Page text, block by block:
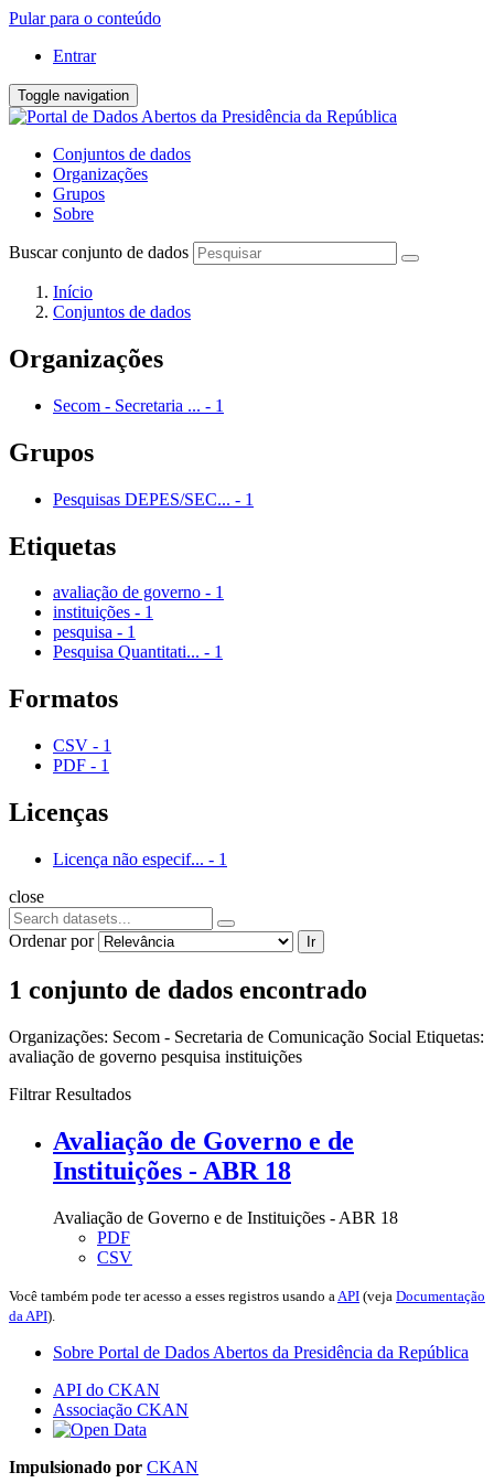
Pular para o conteúdo
Entrar
Toggle navigation
Conjuntos de dados
Organizações
Grupos
Sobre
Buscar conjunto de dados
Início
Conjuntos de dados
Organizações
Secom - Secretaria ... - 1
Grupos
Pesquisas DEPES/SEC... - 1
Etiquetas
avaliação de governo - 1
instituições - 1
pesquisa - 1
Pesquisa Quantitati... - 1
Formatos
CSV - 1
PDF - 1
Licenças
Licença não especif... - 1
close
Ordenar por Ir
1 conjunto de dados encontrado
Organizações: Secom - Secretaria de Comunicação Social Etiquetas:
avaliação de governo pesquisa instituições
Filtrar Resultados
Avaliação de Governo e de
Instituições - ABR 18
Avaliação de Governo e de Instituições - ABR 18
PDF
CSV
Você também pode ter acesso a esses registros usando a API (veja Documentação
da API).
Sobre Portal de Dados Abertos da Presidência da República
API do CKAN
Associação CKAN
Impulsionado por CKAN